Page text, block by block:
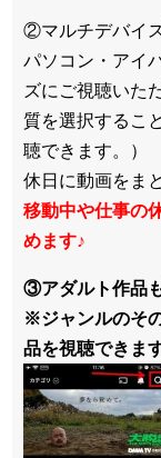
②マルチデバイ
パソコン・アイ
ズにご視聴いた
質を選択するこ
聴できます。）
休日に動画をま
移動中や仕事の
めます♪
③アダルト作品
※ジャンルのそ
品を視聴できます